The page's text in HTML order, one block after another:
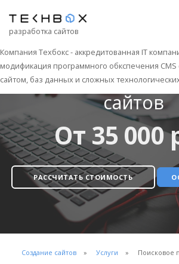
разработка сайтов
Компания Техбокс - аккредитованная IT
модификация программного обкспечения CMS
сайтом, баз данных и сложных
Поисковое
сайтов
От 35 000
РАССЧИТАТЬ СТОИМОСТЬ
Создание сайтов Услуги Поисковое